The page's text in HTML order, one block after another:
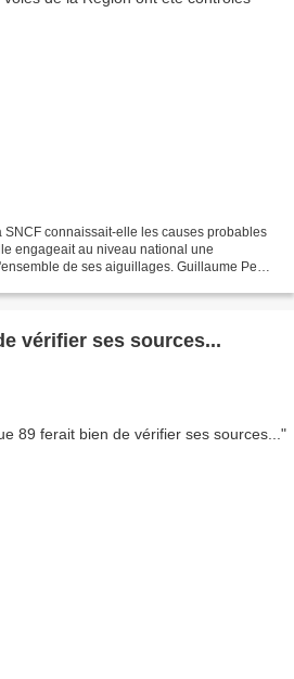
connaissait-elle les causes probables
engageait au niveau national une
de ses aiguillages. Guillaume Pepy,
vérifier ses sources...